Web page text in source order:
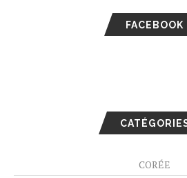
FACEBOOK
CORÉE